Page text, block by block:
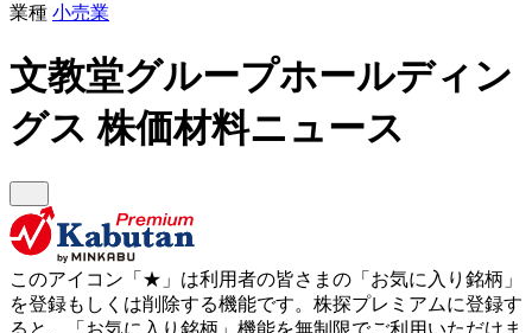
業種 小売業
文教堂グループホールディン
グス株価材料ニュース
このアイコン 「★」 は利用者の皆さまの 「お気に入り銘柄」
を登録もしくは削除する機能です。 株探プレミアムに登録す
ると、「お気に入り銘柄」機能を無制限でご利用いただけま